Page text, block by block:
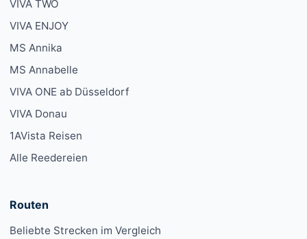
VIVA TWO
VIVA ENJOY
MS Annika
MS Annabelle
VIVA ONE ab Düsseldorf
VIVA Donau
1AVista Reisen
Alle Reedereien
Routen
Beliebte Strecken im Vergleich